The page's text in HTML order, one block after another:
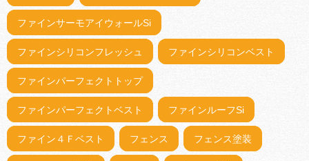
ファインサーモアイウォールSi
ファインシリコンフレッシュ ファインシリコンベスト
ファインパーフェクトトップ
ファインパーフェクトベスト ファインルーフSi
ファイン４Ｆベスト フェンス フェンス塗装